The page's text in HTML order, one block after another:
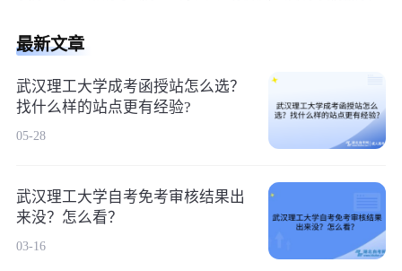
最新文章
武汉理工大学成考函授站怎么选？
找什么样的站点更有经验?
05-28
武汉理工大学自考免考审核结果出
来没？怎么看？
03-16